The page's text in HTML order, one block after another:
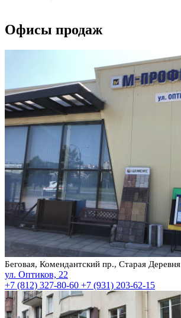
Офисы продаж
Беговая, Комендантский пр., Старая Деревня
ул. Оптиков, 22
+7 (812) 327-80-60 +7 (931) 203-62-15